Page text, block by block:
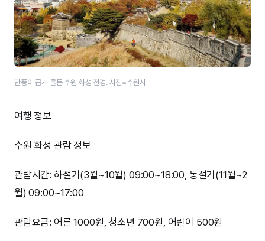
단풍이 곱게 물든 수원 화성 전경. 사진=수원시
여행 정보
수원 화성 관람 정보
관람시간: 하절기(3월~10월) 09:00~18:00, 동절기(11월~2
월) 09:00~17:00
관람요금: 어른 1000원, 청소년 700원, 어린이 500원